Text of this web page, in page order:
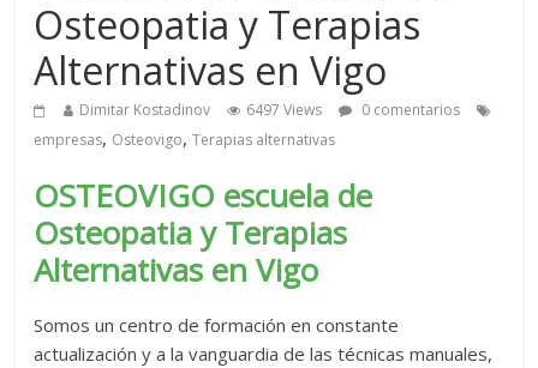
Osteopatia y Terapias
Alternativas en Vigo
Dimitar Kostadinov 6497 Views
0 comentarios
empresas, Osteovigo,Terapias alternativas
OSTEOVIGO escuela de
Osteopatia y Terapias
Alternativas en Vigo
Somos un centro de formación en constante
actualización y a la vanguardia de las técnicas manuales,